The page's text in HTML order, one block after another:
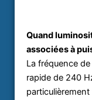
Quand
associées à
La fréquence
rapide de 240